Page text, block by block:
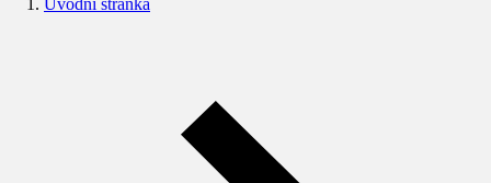
Úvodní stránka